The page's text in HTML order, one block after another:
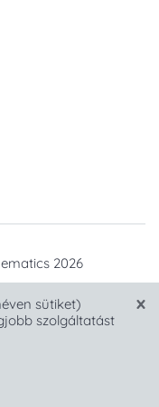
2026
sütiket)
szolgáltatást